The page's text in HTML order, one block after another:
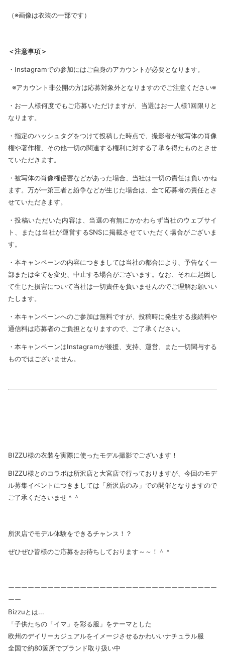
（※画像は衣装の一部です）
＜注意事項＞
・Instagramでの参加にはご自身のアカウントが必要となります。
※アカウント非公開の方は応募対象外となりますのでご注意ください※
・お一人様何度でもご応募いただけますが、当選はお一人様1回限りと
なります。
・指定のハッシュタグをつけて投稿した時点で、撮影者が被写体の肖像
権や著作権、その他一切の関連する権利に対する了承を得たものとさせ
ていただきます。
・被写体の肖像権侵害などがあった場合、当社は一切の責任は負いかね
ます。万が一第三者と紛争などが生じた場合は、全て応募者の責任とさ
せていただきます。
・投稿いただいた内容は、当選の有無にかかわらず当社のウェブサイ
ト、または当社が運営するSNSに掲載させていただく場合がございま
す。
・本キャンペーンの内容につきましては当社の都合により、予告なく一
部または全てを変更、中止する場合がございます。なお、それに起因し
て生じた損害について当社は一切責任を負いませんのでご理解お願いい
たします。
・本キャンペーンへのご参加は無料ですが、投稿時に発生する接続料や
通信料は応募者のご負担となりますので、ご了承ください。
・本キャンペーンはInstagramが後援、支持、運営、また一切関与する
ものではございません。
BIZZU様の衣装を実際に使ったモデル撮影でございます！
BIZZU様とのコラボは所沢店と大宮店で行っておりますが、今回のモデ
ル募集イベントにつきましては「所沢店のみ」での開催となりますので
ご了承くださいませ＾＾
所沢店でモデル体験をできるチャンス！？
ぜひぜひ皆様のご応募をお待ちしております～～！＾＾
ーーーーーーーーーーーーーーーーーーーーーーーーーーーーーーーー
ーー
Bizzuとは...
「子供たちの「イマ」を彩る服」をテーマとした
欧州のデイリーカジュアルをイメージさせるかわいいナチュラル服
全国で約80箇所でブランド取り扱い中